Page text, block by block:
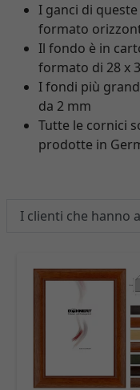
I ganci di
formato
Il fondo è in
formato di 28 x
I fondi più
da 2 mm
Tutte le cornici
prodotte in
I clienti che hanno